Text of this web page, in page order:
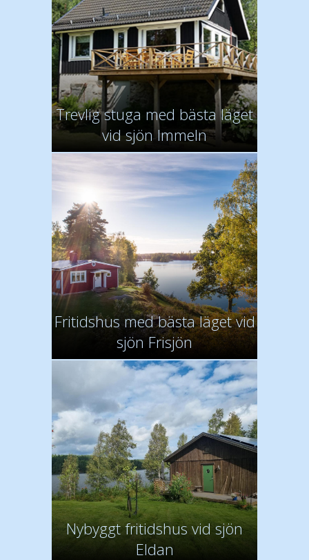
Trevlig stuga med bästa läget
vid sjön Immeln
Fritidshus med bästa läget vid
sjön Frisjön
Nybyggt fritidshus vid sjön
Eldan